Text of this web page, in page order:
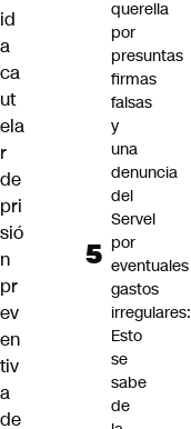
id
a
ca
ut
ela
r
de
pri
sió
n
pr
ev
en
tiv
a
de
querella
por
presuntas
firmas
falsas
y
una
denuncia
del
Servel
por
eventuales
gastos
irregulares:
Esto
se
sabe
de